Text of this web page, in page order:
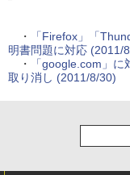
・
「Firefox」「
明書問題に対応 (2011/
・
「google.com」
取り消し (2011/8/30)